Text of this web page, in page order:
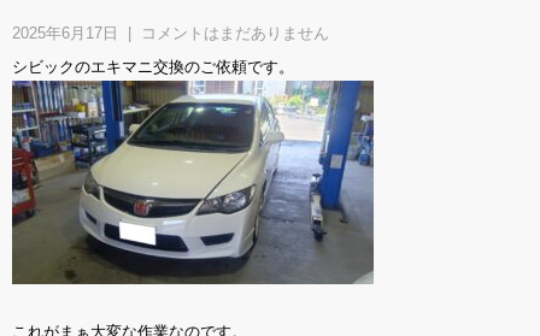
2025年6月17日
コメントはまだありません
シビックのエキマニ交換のご依頼です。
これがまぁ大変な作業なのです。